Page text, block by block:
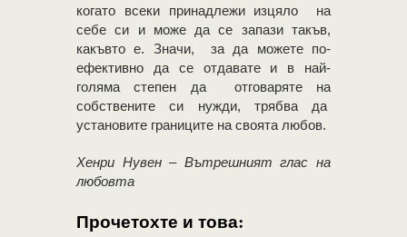
когато всеки принадлежи изцяло на
себе си и може да се запази такъв,
какъвто е. Значи, за да можете по-
ефективно да се отдавате и в най-
голяма степен да отговаряте на
собствените си нужди, трябва да
установите границите на своята любов.
Хенри Нувен – Вътрешният глас на
любовта
Прочетохте и това: